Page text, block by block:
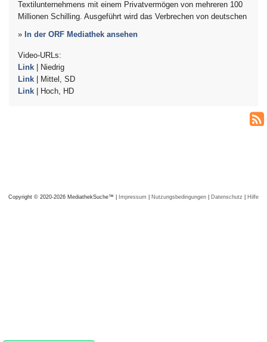
Textilunternehmens mit einem Privatvermögen von mehreren 100
Millionen Schilling. Ausgeführt wird das Verbrechen von deutschen
» In der ORF Mediathek ansehen
Video-URLs:
Link | Niedrig
Link | Mittel, SD
Link | Hoch, HD
Copyright © 2020-2026 MediathekSuche™ | Impressum | Nutzungsbedingungen | Datenschutz | Hilfe